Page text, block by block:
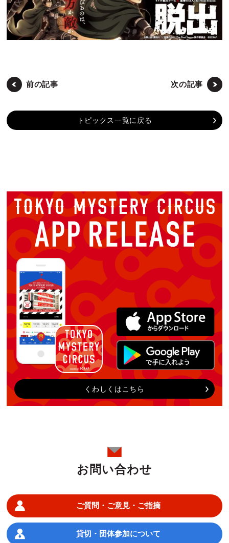
前の記事 次の記事
トピックス一覧に戻る
くわしくはこちら
お問い合わせ
ご質問・ご意見・ご指摘
貸切・団体参加について